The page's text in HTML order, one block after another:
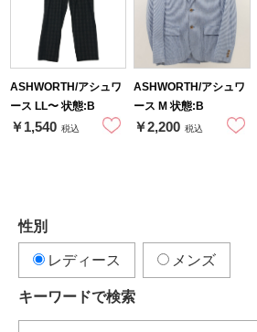
ASHWORTH/アシュワ
ース LL〜 状態:B
￥1,540 税込
ASHWORTH/アシュワ
ース M 状態:B
￥2,200 税込
性別
レディース メンズ
キーワードで検索